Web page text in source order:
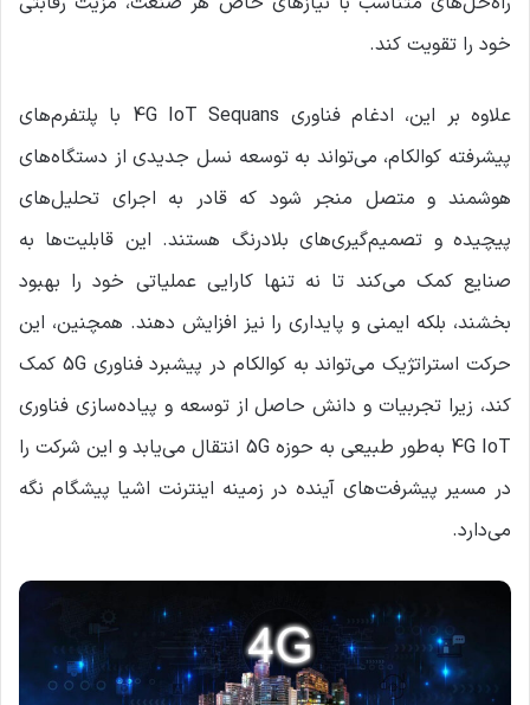
خود را تقویت کند.
علاوه بر این، ادغام فناوری 4G IoT Sequans با پلتفرم‌های
پیشرفته کوالکام، می‌تواند به توسعه نسل جدیدی از دستگاه‌های
هوشمند و متصل منجر شود که قادر به اجرای تحلیل‌های
پیچیده و تصمیم‌گیری‌های بلادرنگ هستند. این قابلیت‌ها به
صنایع کمک می‌کند تا نه تنها کارایی عملیاتی خود را بهبود
بخشند، بلکه ایمنی و پایداری را نیز افزایش دهند. همچنین، این
حرکت استراتژیک می‌تواند به کوالکام در پیشبرد فناوری 5G کمک
کند، زیرا تجربیات و دانش حاصل از توسعه و پیاده‌سازی فناوری
4G IoT به‌طور طبیعی به حوزه 5G انتقال می‌یابد و این شرکت را
در مسیر پیشرفت‌های آینده در زمینه اینترنت اشیا پیشگام نگه
می‌دارد.